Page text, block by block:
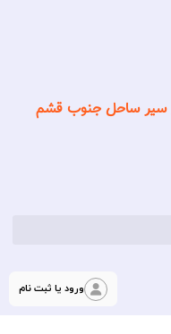
سیر ساحل جنوب قشم
ورود یا ثبت نام